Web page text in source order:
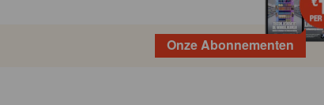
Onze Abonnementen